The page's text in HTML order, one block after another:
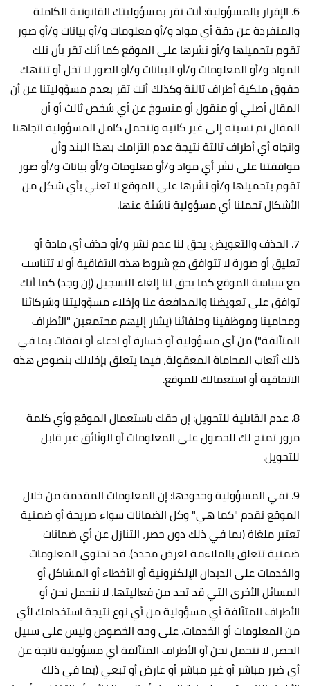
6. الإقرار بالمسؤولية: أنت تقر بمسؤوليتك القانونية الكاملة
والمنفردة عن دقة أي مواد و/أو معلومات و/أو بيانات و/أو صور
تقوم بتحميلها و/أو نشرها على الموقع كما أنك تقر بأن تلك
المواد و/أو المعلومات و/أو البيانات و/أو الصور لا تخل أو تنتهك
حقوق ملكية أطراف ثالثة وكذلك أنت تقر بعدم مسؤوليتنا عن أن
المقال أصلي أو منقول أو منسوخ عن أي شخص ثالث أو أن
المقال تم نسبته إلى غير كاتبه وتتحمل كامل المسؤولية اتجاهنا
واتجاه أي أطراف ثالثة نتيجة عدم التزامك بهذا البند وأن
موافقتنا على نشر أي مواد و/أو معلومات و/أو بيانات و/أو صور
تقوم بتحميلها و/أو نشرها على الموقع لا تعني بأي شكل من
الأشكال تحملنا أي مسؤولية ناشئة عنها.
7. الحذف والتعويض: يحق لنا عدم نشر و/أو حذف أي مادة أو
تعليق أو صورة لا تتوافق مع شروط هذه الاتفاقية أو لا تتناسب
مع سياسة الموقع كما يحق لنا إلغاء التسجيل (إن وجد) كما أنك
توافق على تعويضنا والمدافعة عنا وإخلاء مسؤوليتنا وشركائنا
ومحامينا وموظفينا وحلفائنا (يشار إليهم مجتمعين "الأطراف
المتآلفة") من أي مسؤولية أو خسارة أو ادعاء أو نفقات بما في
ذلك أتعاب المحاماة المعقولة، فيما يتعلق بإخلالك بنصوص هذه
الاتفاقية أو استعمالك للموقع.
8. عدم القابلية للتحويل: إن حقك باستعمال الموقع وأي كلمة
مرور تمنح لك للحصول على المعلومات أو الوثائق غير قابل
للتحويل.
9. نفي المسؤولية وحدودها: إن المعلومات المقدمة من خلال
الموقع تقدم "كما هي" وكل الضمانات سواء صريحة أو ضمنية
تعتبر ملغاة (بما في ذلك دون حصر، التنازل عن أي ضمانات
ضمنية تتعلق بالملاءمة لغرض محدد). قد تحتوي المعلومات
والخدمات على الديدان الإلكترونية أو الأخطاء أو المشاكل أو
المسائل الأخرى التي قد تحد من فعاليتها. لا نتحمل نحن أو
الأطراف المتآلفة أي مسؤولية من أي نوع نتيجة استخدامك لأي
من المعلومات أو الخدمات. على وجه الخصوص وليس على سبيل
الحصر، لا نتحمل نحن أو الأطراف المتآلفة أي مسؤولية ناتجة عن
أي ضرر مباشر أو غير مباشر أو عارض أو تبعي (بما في ذلك